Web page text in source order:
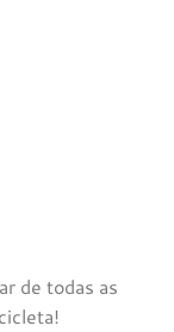
de todas as